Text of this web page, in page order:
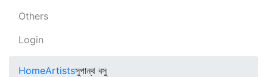
Others
Login
HomeArtistsসুপান্থ বসু